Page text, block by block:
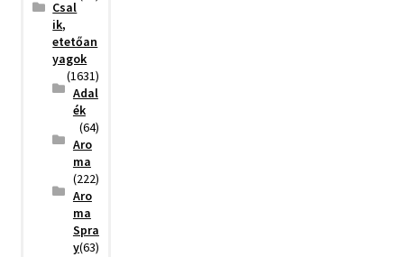
Csal
ik,
etetőan
yagok
(1631)
Adal
ék
(64)
Aro
ma
(222)
Aro
ma
Spra
y(63)